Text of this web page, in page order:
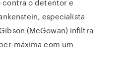
contra o detentor e
especialista
(McGowan) infiltra
máxima com um